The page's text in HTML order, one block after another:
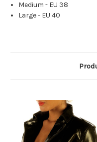
Medium - EU 38
Large - EU 40